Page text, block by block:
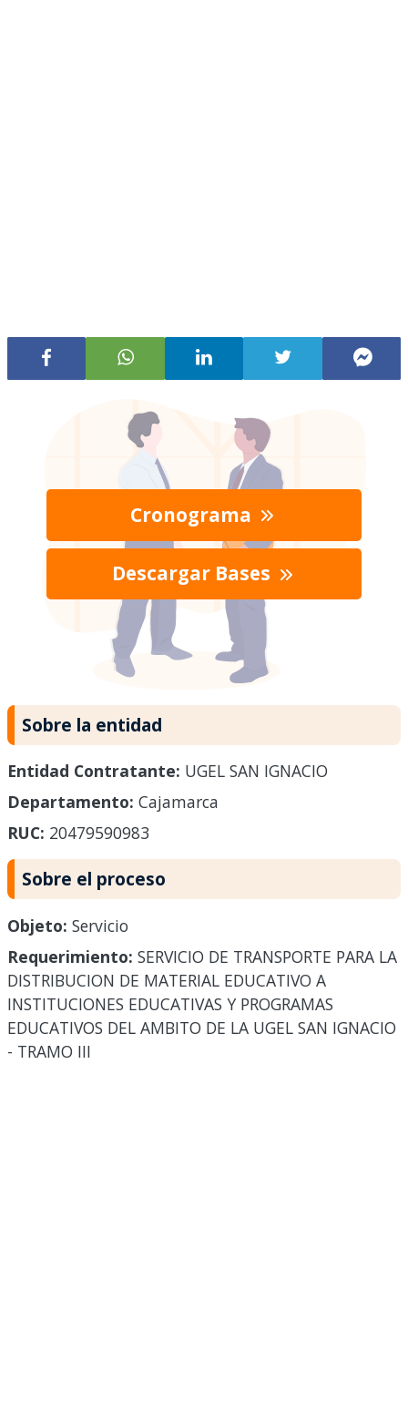
Cronograma
Descargar Bases
Sobre la entidad
Entidad Contratante: UGEL SAN IGNACIO
Departamento: Cajamarca
RUC: 20479590983
Sobre el proceso
Objeto: Servicio
Requerimiento: SERVICIO DE TRANSPORTE PARA LA
DISTRIBUCION DE MATERIAL EDUCATIVO A
INSTITUCIONES EDUCATIVAS Y PROGRAMAS
EDUCATIVOS DEL AMBITO DE LA UGEL SAN IGNACIO
- TRAMO III